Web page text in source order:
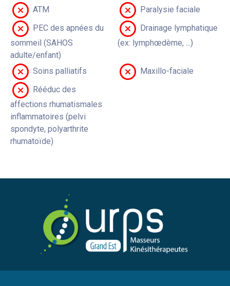
ATM
Paralysie faciale
PEC des apnées du
sommeil (SAHOS
adulte/enfant)
Drainage lymphatique
(ex: lymphœdème, ...)
Soins palliatifs
Maxillo-faciale
Rééduc des
affections rhumatismales
inflammatoires (pelvi
spondyte, polyarthrite
rhumatoïde)